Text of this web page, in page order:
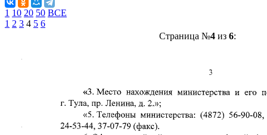
1 10 20 50 ВСЕ
1 2 3 4 5 6
Страница №4из 6: